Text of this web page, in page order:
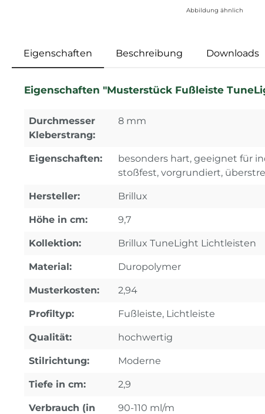
Abbildung ähnlich
Eigenschaften Beschreibung Downloads
Eigenschaften "Musterstück Fußleiste
Durchmesser
Kleberstrang:
8 mm
Eigenschaften:
besonders hart, geeignet für
stoßfest, vorgrundiert,
Hersteller: Brillux
Höhe in cm: 9,7
Kollektion: Brillux TuneLight Lichtleisten
Material: Duropolymer
Musterkosten: 2,94
Profiltyp: Fußleiste, Lichtleiste
Qualität: hochwertig
Stilrichtung: Moderne
Tiefe in cm: 2,9
Verbrauch (in
90-110 ml/m